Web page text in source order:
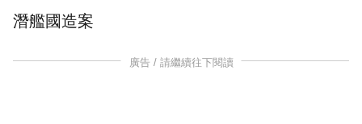
潛艦國造案
廣告 / 請繼續往下閱讀